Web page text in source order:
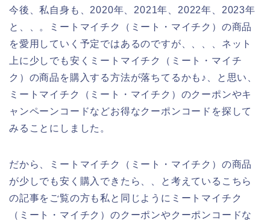
今後、私自身も、2020年、2021年、2022年、2023年
と、、。ミートマイチク（ミート・マイチク）の商品
を愛用していく予定ではあるのですが、、、、ネット
上に少しでも安くミートマイチク（ミート・マイチ
ク）の商品を購入する方法が落ちてるかも♪、と思い、
ミートマイチク（ミート・マイチク）のクーポンやキ
ャンペーンコードなどお得なクーポンコードを探して
みることにしました。
だから、ミートマイチク（ミート・マイチク）の商品
が少しでも安く購入できたら、、と考えているこちら
の記事をご覧の方も私と同じようにミートマイチク
（ミート・マイチク）のクーポンやクーポンコードな